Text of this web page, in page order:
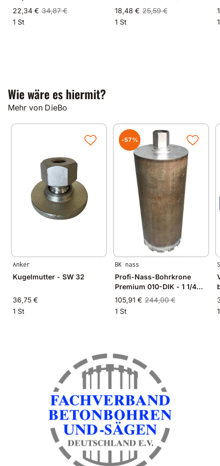
22,34 € 34,87 €
1 St
18,48 € 25,59 €
1 St
Wie wäre es hiermit?
Mehr von DieBo
Anker
Kugelmutter - SW 32
36,75 €
1 St
-57%
BK nass
Profi-Nass-Bohrkrone
Premium 010-DIK - 1 1/4
Zoll - NL400mm - Ø 161mm
105,91 € 244,00 €
1 St